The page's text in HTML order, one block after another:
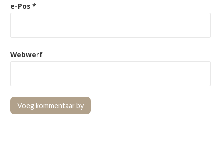
e-Pos *
Webwerf